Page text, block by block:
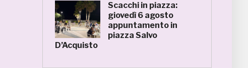
Scacchi in piazza:
giovedì 6 agosto
appuntamento in
piazza Salvo
D’Acquisto